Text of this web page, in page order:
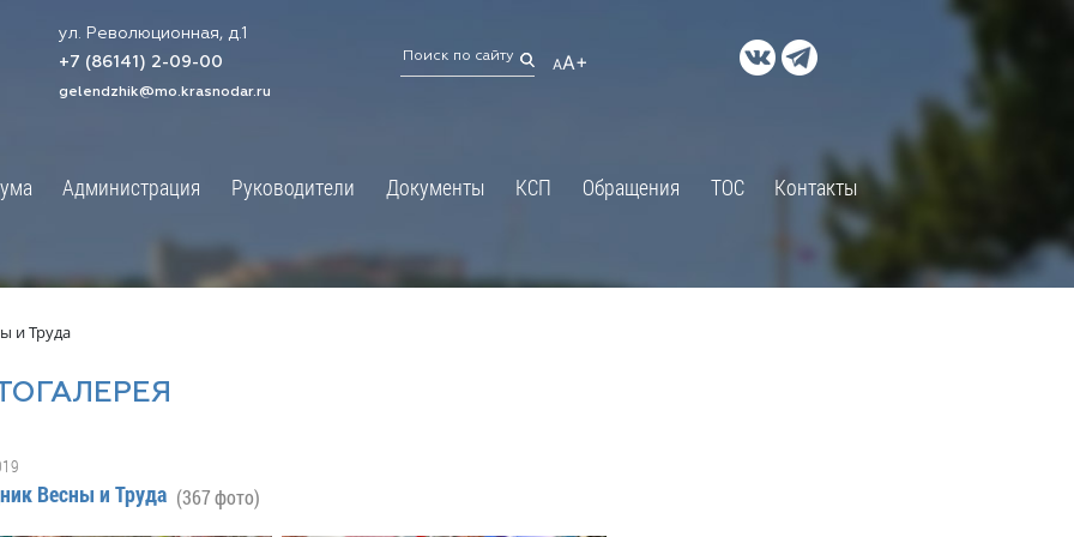
ул. Революционная, д.1
+7 (86141) 2-09-00
gelendzhik@mo.krasnodar.ru
АA+
Администрация Руководители Документы КСП Обращения ТОС Контакты
×
информация
организации
График приёмов граждан
депутатами
ДОКУМЕНТЫ
Правовые акты и их экспертиза
Экспертиза действующих
нормативных правовых актов
Оценка применения
и Труда
Весны и Труда (367 фото)